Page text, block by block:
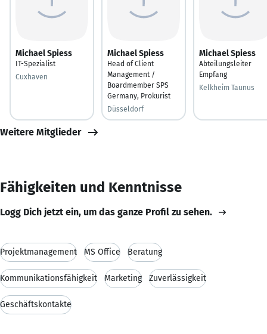
Michael Spiess
IT-Spezialist
Cuxhaven
Michael Spiess
Head of Client
Management /
Boardmember SPS
Germany, Prokurist
Düsseldorf
Michael Spiess
Abteilungsleiter
Empfang
Kelkheim Taunus
Weitere Mitglieder
Fähigkeiten und Kenntnisse
Logg Dich jetzt ein, um das ganze Profil zu sehen.
Projektmanagement MS Office Beratung
Kommunikationsfähigkeit Marketing Zuverlässigkeit
Geschäftskontakte